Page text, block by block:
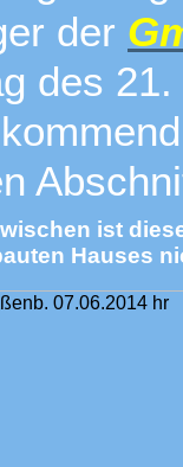
der
des
ist
Hauses